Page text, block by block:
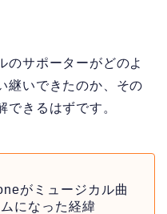
のサポーターがどのよ
継いできたのか、その
できるはずです。
がミュージカル曲
になった経緯